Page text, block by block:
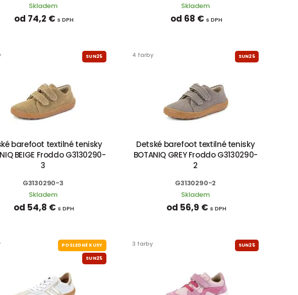
Skladem
od 74,2 € s DPH
Skladem
od 68 € s DPH
SUN25
barefoot textilné tenisky
BEIGE Froddo G3130290-
3
G3130290-3
Skladem
od 54,8 € s DPH
4 farby SUN25
Detské barefoot textilné tenisky
BOTANIQ GREY Froddo G3130290-
2
G3130290-2
Skladem
od 56,9 € s DPH
POSLEDNÉ KUSY
SUN25
3 farby SUN25